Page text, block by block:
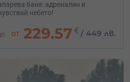
баня: адреналин и
небето!
от 229.57 € / 449 лв.